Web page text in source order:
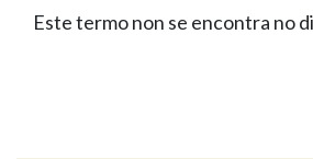
FIGURAS
Facebook
TwitterYoutubeInstagram
Bluesky
BUSCAR NOS LEMAS
Este termo non se encontra no